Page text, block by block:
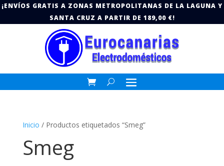
¡ENVÍOS GRATIS A ZONAS METROPOLITANAS DE LA LAGUNA Y
SANTA CRUZ A PARTIR DE 189,00 €!
Inicio / Productos etiquetados “Smeg”
Smeg